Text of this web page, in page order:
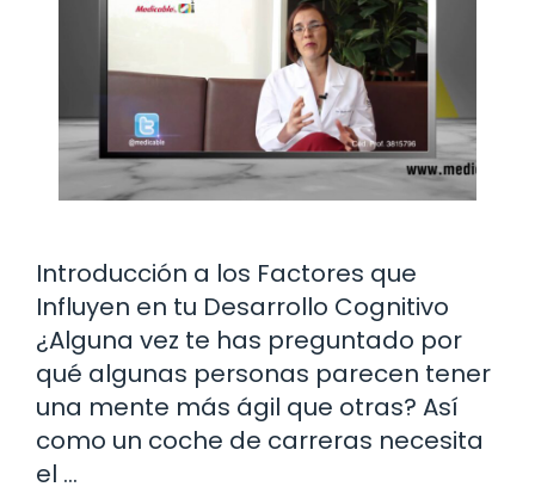
Introducción a los Factores que
Influyen en tu Desarrollo Cognitivo
¿Alguna vez te has preguntado por
qué algunas personas parecen tener
una mente más ágil que otras? Así
como un coche de carreras necesita
el …